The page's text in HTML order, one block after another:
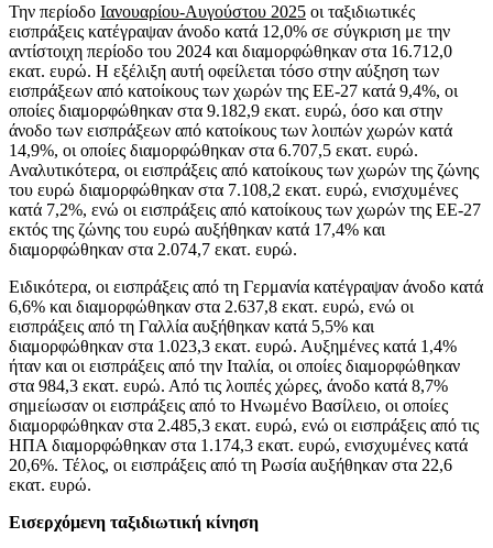
Την περίοδο Ιανουαρίου-Αυγούστου 2025 οι ταξιδιωτικές
εισπράξεις κατέγραψαν άνοδο κατά 12,0% σε σύγκριση με την
αντίστοιχη περίοδο του 2024 και διαμορφώθηκαν στα 16.712,0
εκατ. ευρώ. Η εξέλιξη αυτή οφείλεται τόσο στην αύξηση των
εισπράξεων από κατοίκους των χωρών της ΕΕ-27 κατά 9,4%, οι
οποίες διαμορφώθηκαν στα 9.182,9 εκατ. ευρώ, όσο και στην
άνοδο των εισπράξεων από κατοίκους των λοιπών χωρών κατά
14,9%, οι οποίες διαμορφώθηκαν στα 6.707,5 εκατ. ευρώ.
Αναλυτικότερα, οι εισπράξεις από κατοίκους των χωρών της ζώνης
του ευρώ διαμορφώθηκαν στα 7.108,2 εκατ. ευρώ, ενισχυμένες
κατά 7,2%, ενώ οι εισπράξεις από κατοίκους των χωρών της ΕΕ-27
εκτός της ζώνης του ευρώ αυξήθηκαν κατά 17,4% και
διαμορφώθηκαν στα 2.074,7 εκατ. ευρώ.
Ειδικότερα, οι εισπράξεις από τη Γερμανία κατέγραψαν άνοδο κατά
6,6% και διαμορφώθηκαν στα 2.637,8 εκατ. ευρώ, ενώ οι
εισπράξεις από τη Γαλλία αυξήθηκαν κατά 5,5% και
διαμορφώθηκαν στα 1.023,3 εκατ. ευρώ. Αυξημένες κατά 1,4%
ήταν και οι εισπράξεις από την Ιταλία, οι οποίες διαμορφώθηκαν
στα 984,3 εκατ. ευρώ. Από τις λοιπές χώρες, άνοδο κατά 8,7%
σημείωσαν οι εισπράξεις από το Ηνωμένο Βασίλειο, οι οποίες
διαμορφώθηκαν στα 2.485,3 εκατ. ευρώ, ενώ οι εισπράξεις από τις
ΗΠΑ διαμορφώθηκαν στα 1.174,3 εκατ. ευρώ, ενισχυμένες κατά
20,6%. Τέλος, οι εισπράξεις από τη Ρωσία αυξήθηκαν στα 22,6
εκατ. ευρώ.
Εισερχόμενη ταξιδιωτική κίνηση